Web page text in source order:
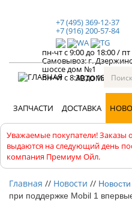
+7 (495) 369-12-37
+7 (916) 200-57-84
пн-чт с 9:00 до 18:00/
Самовывоз: г.
шоссе дом №1
пн-чт с 8:30 до 18:00, пт
АВТОМАСЛА
ЗАПЧАСТИ ДОСТАВКА
Уважаемые покупатели!
выдаются на следующий день
компания Премиум Ойл.
Главная // Новости //
при поддержке Mobil 1